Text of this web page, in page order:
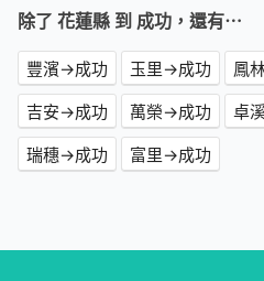
除了 花蓮縣 到 成功，還有⋯
豐濱→成功 玉里→成功 鳳
吉安→成功
萬榮→成功 卓
瑞穗→成功
富里→成功